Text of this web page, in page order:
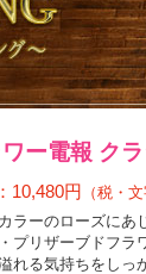
ー電報 ク
10,480円
（税・
ラーのローズに
プリザーブドフラ
れる気持ちをしっ